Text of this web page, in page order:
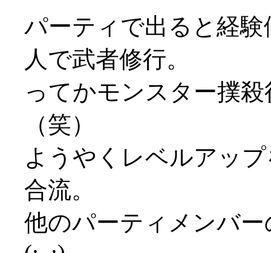
パーティで出ると経
人で武者修行。
ってかモンスター撲
（笑）
ようやくレベルアッ
合流。
他のパーティメンバ